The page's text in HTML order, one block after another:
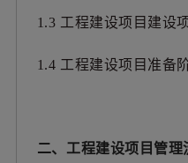
1.3 工程建设项目建设
1.4 工程建设项目准备
二、工程建设项目管理